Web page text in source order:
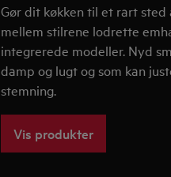
Gør dit køkken til et rart
mellem stilrene lodrette
integrerede modeller. Nyd
damp og lugt og som kan
stemning.
Vis produkter